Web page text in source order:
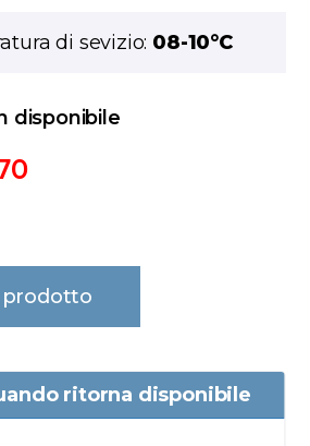
di sevizio: 08-10°C
disponibile
prodotto
ritorna disponibile